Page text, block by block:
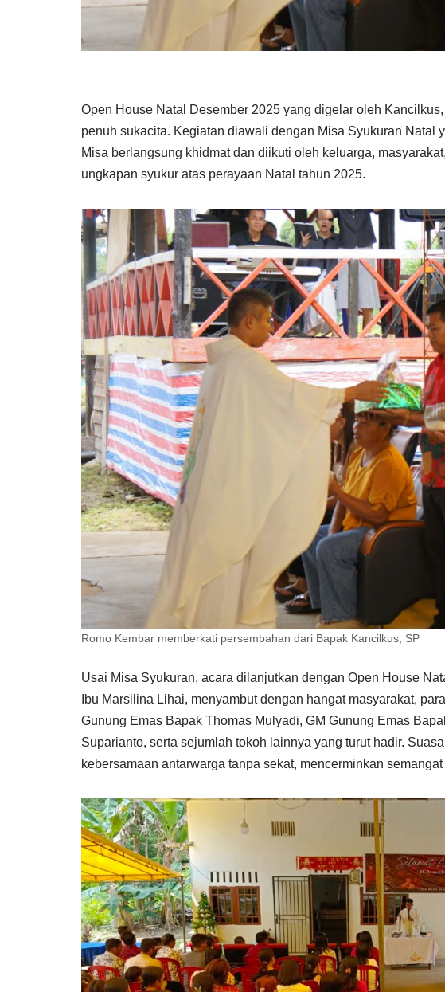
Open House Natal Desember 2025 yang digelar oleh
penuh sukacita. Kegiatan diawali dengan Misa Syukuran Natal
Misa berlangsung khidmat dan diikuti oleh keluarga,
ungkapan syukur atas perayaan Natal tahun 2025.
Romo Kembar memberkati persembahan dari Bapak Kancilkus, SP
Usai Misa Syukuran, acara dilanjutkan dengan Open House
Ibu Marsilina Lihai, menyambut dengan hangat masyarakat,
Gunung Emas Bapak Thomas Mulyadi, GM Gunung Emas
Suparianto, serta sejumlah tokoh lainnya yang turut hadir.
kebersamaan antarwarga tanpa sekat, mencerminkan